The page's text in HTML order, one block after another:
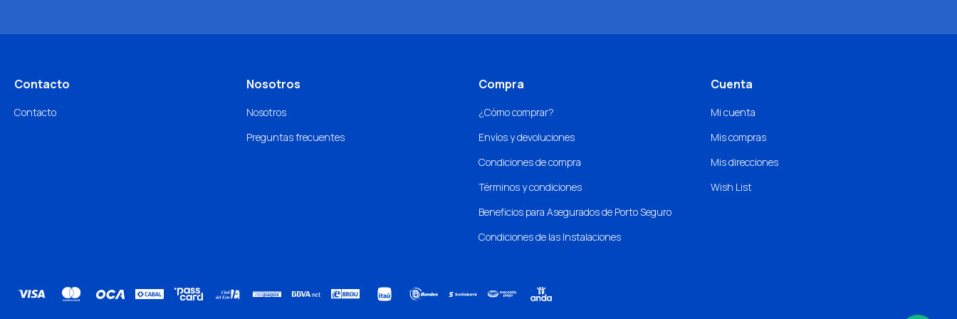
Contacto
Contacto
Nosotros
Nosotros
Preguntas frecuentes
Compra
¿Cómo comprar?
Envíos y devoluciones
Condiciones de compra
Términos y condiciones
Beneficios para Asegurados de Porto Seguro
Condiciones de las Instalaciones
Cuenta
Mi cuenta
Mis compras
Mis direcciones
Wish List